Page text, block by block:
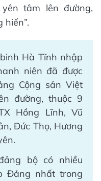
tâm lên đường,
hiến”.
Hà Tĩnh nhập
niên đã được
Cộng sản Việt
đường, thuộc 9
Hồng Lĩnh, Vũ
Đức Thọ, Hương
bộ có nhiều
Đảng nhất trong